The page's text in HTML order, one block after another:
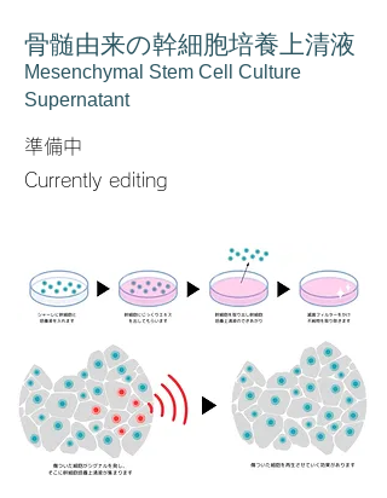
骨髄由来の幹細胞培養上清液
Mesenchymal Stem Cell Culture
Supernatant
準備中
Currently editing